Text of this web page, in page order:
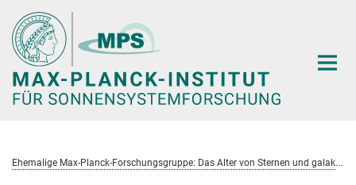
Hauptinhalt
E
hemalige Max-Planck-Forschungsgruppe: Das Alter von Sternen und galaktische Entwicklung